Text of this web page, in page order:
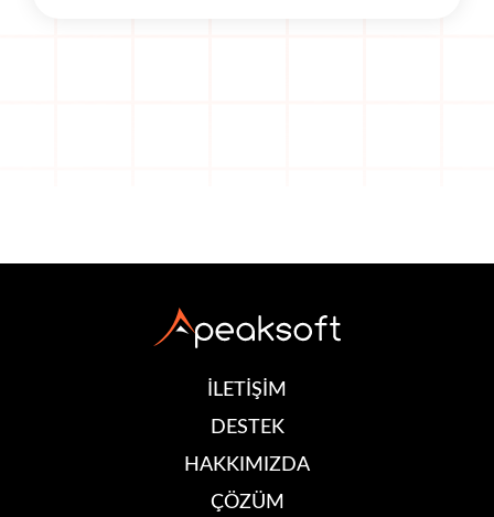
İLETİŞİM
DESTEK
HAKKIMIZDA
ÇÖZÜM